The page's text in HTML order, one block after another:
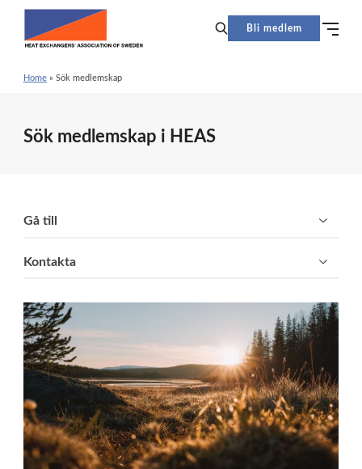
Bli medlem
Home» Sök medlemskap
Sök medlemskap i HEAS
Gå till
Kontakta